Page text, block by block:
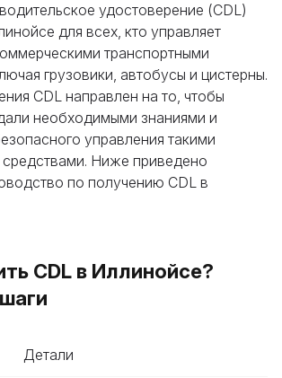
удостоверение (CDL)
для всех, кто управляет
транспортными
грузовики, автобусы и цистерны.
CDL направлен на то, чтобы
необходимыми знаниями и
управления такими
Ниже приведено
по получению CDL в
CDL в Иллинойсе?
Детали